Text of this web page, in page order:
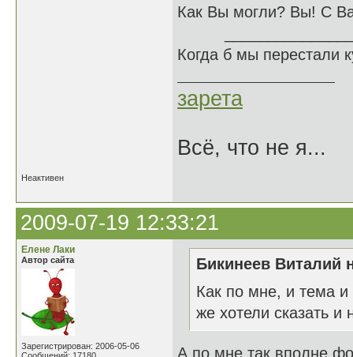
Как Вы могли? Вы! С
Когда б мы перестали
зарета
Всё, что не я...
Неактивен
2009-07-19 12:33:21
Елене Лаки
Автор сайта
Зарегистрирован: 2006-05-06
Бикинеев Виталий
Как по мне, и тема
же хотели сказать и
А по мне так вполне